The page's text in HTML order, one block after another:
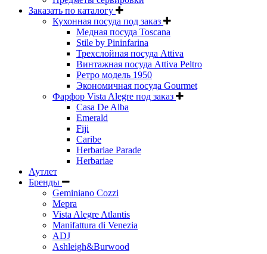
Заказать по каталогу
Кухонная посуда под заказ
Медная посуда Toscana
Stile by Pininfarina
Трехслойная посуда Attiva
Винтажная посуда Attiva Peltro
Ретро модель 1950
Экономичная посуда Gourmet
Фарфор Vista Alegre под заказ
Casa De Alba
Emerald
Fiji
Caribe
Herbariae Parade
Herbariae
Аутлет
Бренды
Geminiano Cozzi
Mepra
Vista Alegre Atlantis
Manifattura di Venezia
ADJ
Ashleigh&Burwood